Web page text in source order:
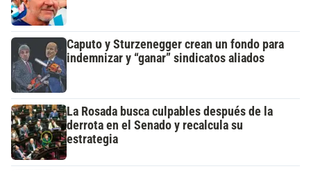
Caputo y Sturzenegger crean un fondo para
indemnizar y “ganar” sindicatos aliados
La Rosada busca culpables después de la
derrota en el Senado y recalcula su
estrategia